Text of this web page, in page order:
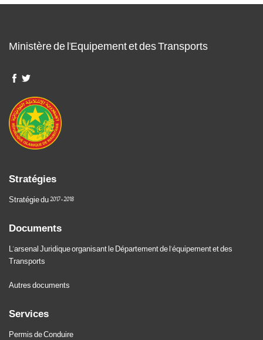
Ministère de l'Equipement et des Transports
Stratégies
Stratégie du 2017-2018
Documents
L'arsenal Juridique organisant le Département de l'équipement et des
Transports
Autres documents
Services
Permis de Conduire